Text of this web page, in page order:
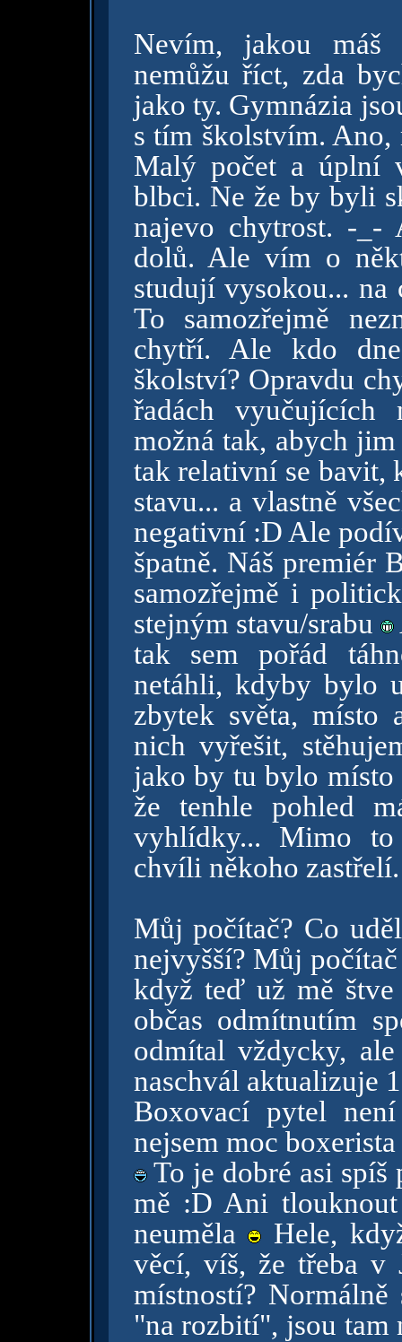
Nevím, jakou máš
nemůžu říct, zda
jako ty. Gymnázia
s tím školstvím. Ano,
Malý počet a úplní
blbci. Ne že by byli
najevo chytrost. -_-
dolů. Ale vím o
studují vysokou... na
To samozřejmě
chytří. Ale kdo
školství? Opravdu
řadách
možná tak, abych
tak relativní se bavit,
stavu... a vlastně
negativní :D Ale
špatně. Náš premiér
samozřejmě i
stejným stavu/srabu
tak sem pořád
netáhli, kdyby bylo
zbytek světa, místo
nich vyřešit,
jako by tu bylo
že tenhle pohled
vyhlídky... Mimo
chvíli někoho
Můj počítač? Co
nejvyšší? Můj
když teď už mě
občas odmítnutím
odmítal vždycky,
naschvál aktualizuje
Boxovací pytel
nejsem moc
To je dobré asi spíš
mě :D Ani
neuměla
Hele,
věcí, víš, že třeba v
místností?
"na rozbití", jsou tam